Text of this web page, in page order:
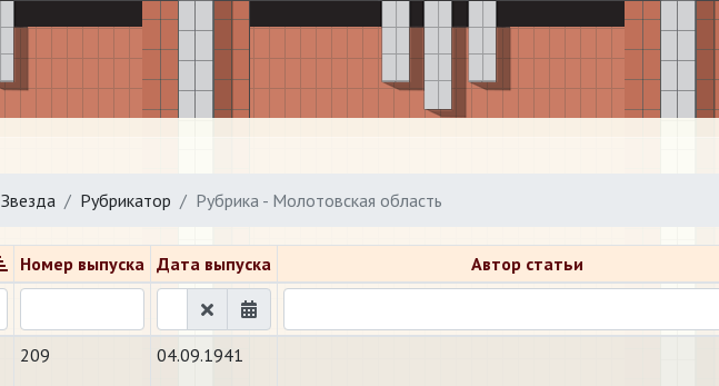
Звезда Рубрикатор Рубрика - Молотовская область
Номер выпуска Дата выпуска Автор статьи
209 04.09.1941